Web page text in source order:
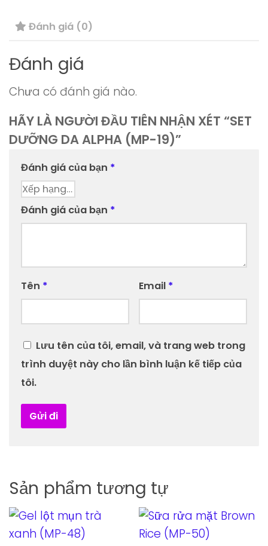
19)
lượng
Đánh giá (0)
Đánh giá
Chưa có đánh giá nào.
HÃY LÀ NGƯỜI ĐẦU TIÊN NHẬN XÉT “SET
DƯỠNG DA ALPHA (MP-19)”
Đánh giá của bạn *
Đánh giá của bạn *
Tên * Email *
Lưu tên của tôi, email, và trang web trong
trình duyệt này cho lần bình luận kế tiếp của
tôi.
Sản phẩm tương tự